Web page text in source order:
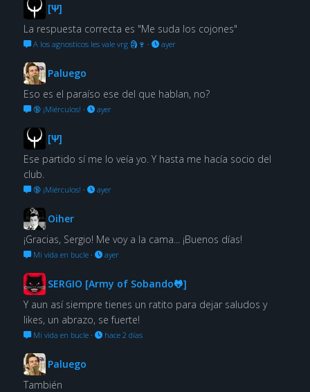
[Ψ]
La respuesta correcta es "Me suda los cojones"
A los agnosticos les vale vrg 🗿🍷 · ayer
Paluego
Eso es el paraíso ese del que hablan, no?
🔞 ¡Miérculos! · ayer
[Ψ]
Ese partido sí me lo veía yo. Y hasta me hacía socio del
club.
🔞 ¡Miérculos! · ayer
Oiher
¡Gracias, Sergio! Me voy a la cama... ¡Buenos días!
Mi vida en bucle· ayer
SERGIO [Army of Sobando🐸]
Y aun así siempre tienes un ratito para dejar saludos y
likes, un abrazo, se fuerte!
Mi vida en bucle· hace 2 días
Paluego
También